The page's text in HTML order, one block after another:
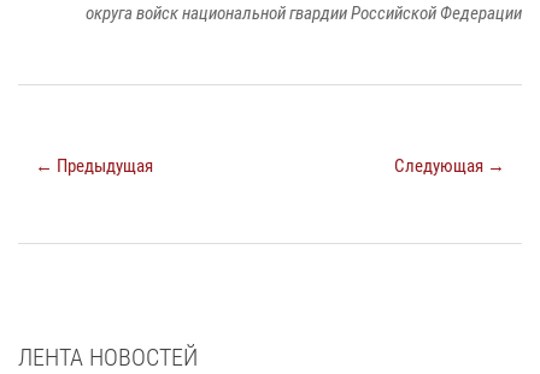
округа войск национальной гвардии Российской Федерации
← Предыдущая Следующая →
ЛЕНТА НОВОСТЕЙ